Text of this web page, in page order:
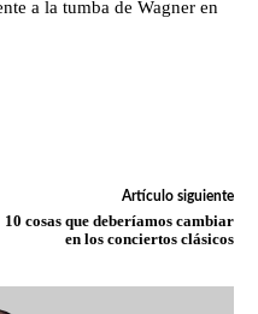
a la tumba de Wagner en
Artículo siguiente
10 cosas que deberíamos cambiar
en los conciertos clásicos